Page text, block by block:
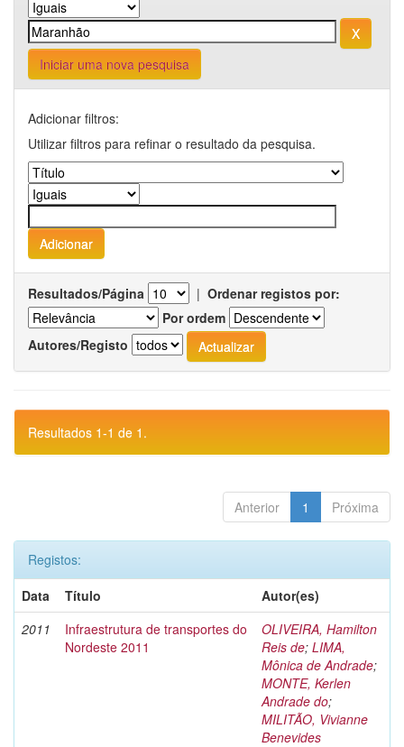
Iniciar uma nova pesquisa
Adicionar filtros:
Utilizar filtros para refinar o resultado da pesquisa.
Resultados/Página | Ordenar registos por:
Por ordem
Autores/Registo
Resultados 1-1 de 1.
Anterior 1 Próxima
Registos:
Data
Título
Autor(es)
2011
Infraestrutura de transportes do
Nordeste 2011
OLIVEIRA, Hamilton
Reis de; LIMA,
Mônica de Andrade;
MONTE, Kerlen
Andrade do;
MILITÃO, Vivianne
Benevides